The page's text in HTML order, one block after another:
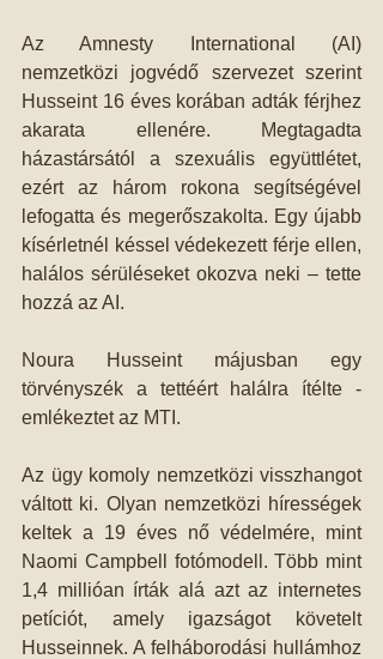
Az Amnesty International (AI)
nemzetközi jogvédő szervezet szerint
Husseint 16 éves korában adták férjhez
akarata ellenére. Megtagadta
házastársától a szexuális együttlétet,
ezért az három rokona segítségével
lefogatta és megerőszakolta. Egy újabb
kísérletnél késsel védekezett férje ellen,
halálos sérüléseket okozva neki – tette
hozzá az AI.
Noura Husseint májusban egy
törvényszék a tettéért halálra ítélte -
emlékeztet az MTI.
Az ügy komoly nemzetközi visszhangot
váltott ki. Olyan nemzetközi hírességek
keltek a 19 éves nő védelmére, mint
Naomi Campbell fotómodell. Több mint
1,4 millióan írták alá azt az internetes
petíciót, amely igazságot követelt
Husseinnek. A felháborodási hullámhoz